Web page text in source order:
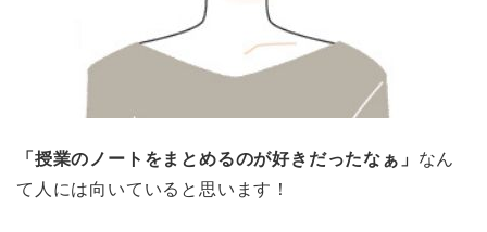
「授業のノートをまとめるのが好きだったなぁ」 なん
て人には向いていると思います！